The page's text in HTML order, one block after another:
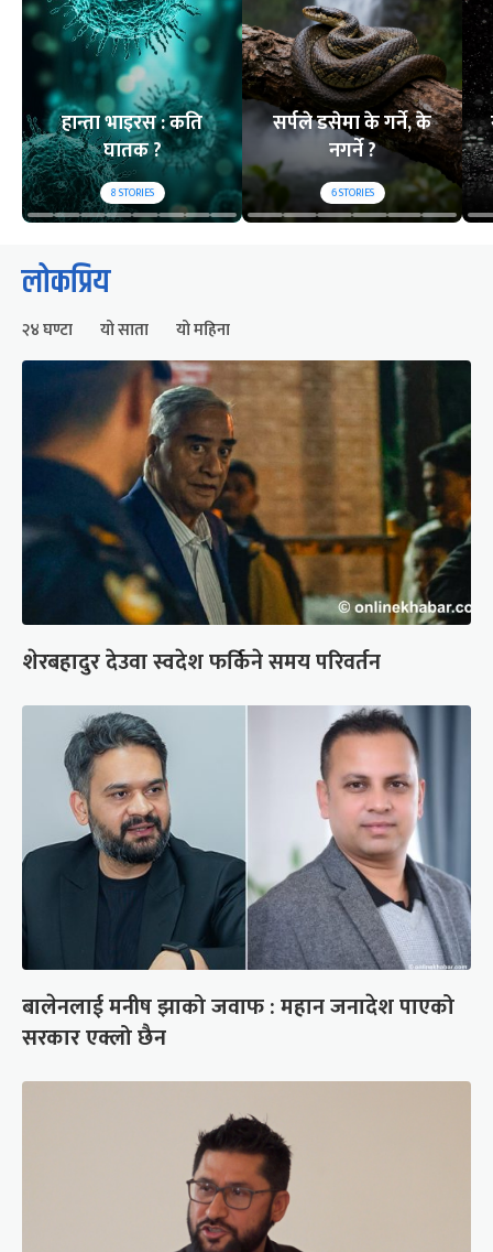
हान्ता भाइरस : कति
घातक ?
8STORIES
सर्पले डसेमा के गर्ने, के
नगर्ने ?
6STORIES
लोकप्रिय
२४ घण्टा यो साता यो महिना
शेरबहादुर देउवा स्वदेश फर्किने समय परिवर्तन
बालेनलाई मनीष झाको जवाफ : महान जनादेश पाएको
सरकार एक्लो छैन